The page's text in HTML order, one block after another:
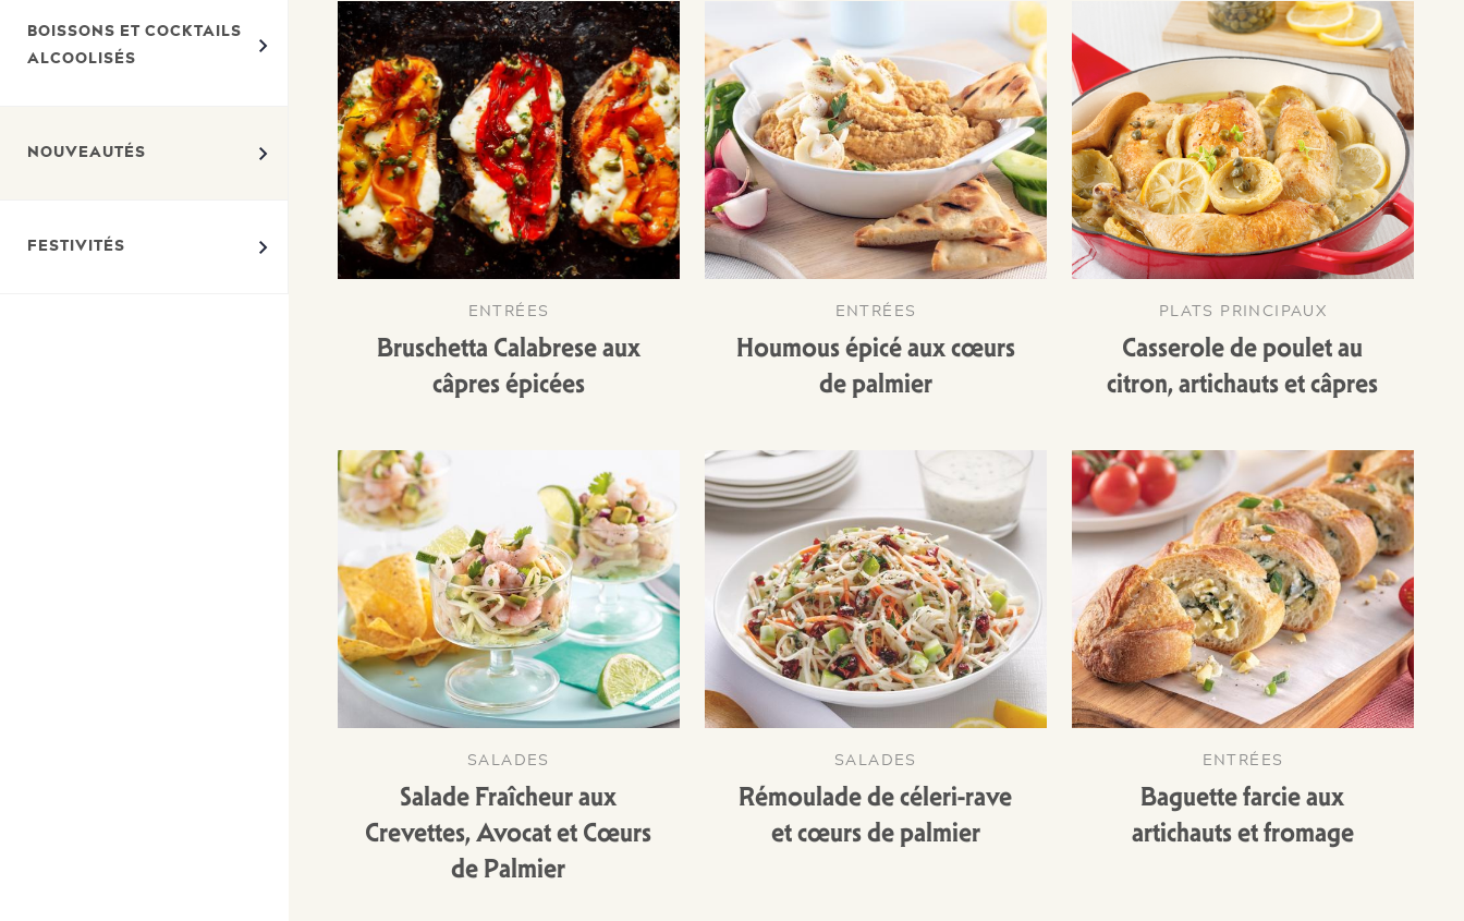
BOISSONS ET COCKTAILS
ALCOOLISÉS
NOUVEAUTÉS
FESTIVITÉS
ENTRÉES
Bruschetta Calabrese aux
câpres épicées
ENTRÉES
Houmous épicé aux cœurs
de palmier
PLATS PRINCIPAUX
Casserole de poulet au
citron, artichauts et câpres
SALADES
Salade Fraîcheur aux
Crevettes, Avocat et Cœurs
de Palmier
SALADES
Rémoulade de céleri-rave
et cœurs de palmier
ENTRÉES
Baguette farcie aux
artichauts et fromage